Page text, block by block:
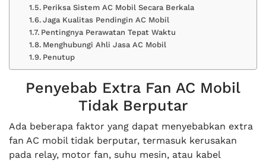
Periksa Sistem AC Mobil Secara Berkala
Jaga Kualitas Pendingin AC Mobil
Pentingnya Perawatan Tepat Waktu
Menghubungi Ahli Jasa AC Mobil
Penutup
Penyebab Extra Fan AC Mobil
Tidak Berputar
Ada beberapa faktor yang dapat menyebabkan extra
fan AC mobil tidak berputar, termasuk kerusakan
pada relay, motor fan, suhu mesin, atau kabel